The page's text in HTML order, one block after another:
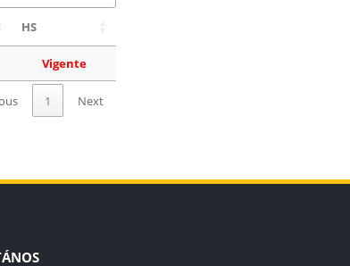
HS
Vigente
1 Next